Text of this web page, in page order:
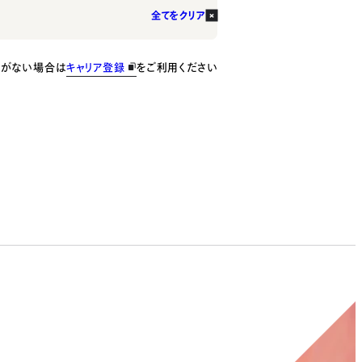
全てをクリア
ない場合はキャリア登録 をご利用ください